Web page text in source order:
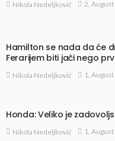
Nikola Nedeljković 2,
Hamilton se nada da će
Ferarijem biti jači nego
Nikola Nedeljković 1,
Honda: Veliko je
Nikola Nedeljković 1,